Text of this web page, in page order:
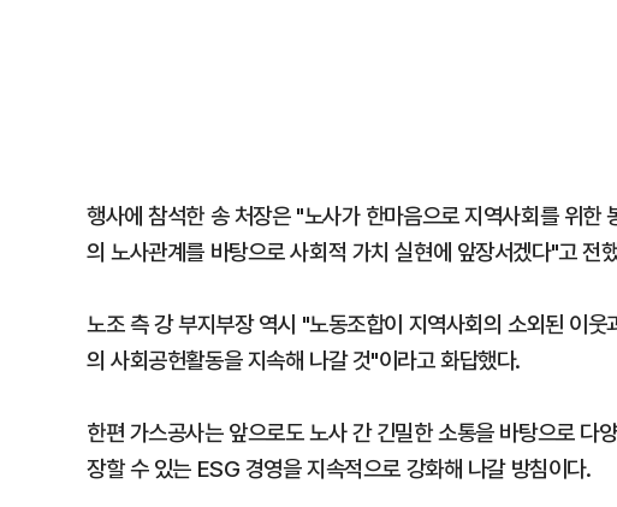
행사에 참석한 송 처장은 "노사가 한마음으로 지역사회를 위
의 노사관계를 바탕으로 사회적 가치 실현에 앞장서겠다"고 전
노조 측 강 부지부장 역시 "노동조합이 지역사회의 소외된 이
의 사회공헌활동을 지속해 나갈 것"이라고 화답했다.
한편 가스공사는 앞으로도 노사 간 긴밀한 소통을 바탕으로 다
장할 수 있는 ESG 경영을 지속적으로 강화해 나갈 방침이다.